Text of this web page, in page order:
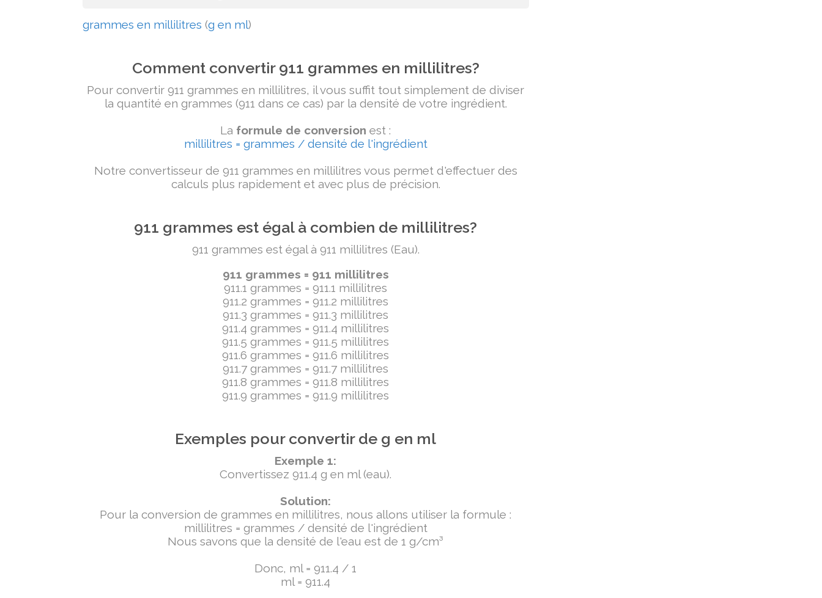
grammes en millilitres (g en ml)
Comment convertir 911 grammes en millilitres?
Pour convertir 911 grammes en millilitres, il vous suffit tout simplement de diviser
la quantité en grammes (911 dans ce cas) par la densité de votre ingrédient.
La formule de conversion est :
millilitres = grammes / densité de l'ingrédient
Notre convertisseur de 911 grammes en millilitres vous permet d'effectuer des
calculs plus rapidement et avec plus de précision.
911 grammes est égal à combien de millilitres?
911 grammes est égal à 911 millilitres (Eau).
911 grammes = 911 millilitres
911.1 grammes = 911.1 millilitres
911.2 grammes = 911.2 millilitres
911.3 grammes = 911.3 millilitres
911.4 grammes = 911.4 millilitres
911.5 grammes = 911.5 millilitres
911.6 grammes = 911.6 millilitres
911.7 grammes = 911.7 millilitres
911.8 grammes = 911.8 millilitres
911.9 grammes = 911.9 millilitres
Exemples pour convertir de g en ml
Exemple 1:
Convertissez 911.4 g en ml (eau).
Solution:
Pour la conversion de grammes en millilitres, nous allons utiliser la formule :
millilitres = grammes / densité de l'ingrédient
Nous savons que la densité de l'eau est de 1 g/cm³
Donc, ml = 911.4 / 1
ml = 911.4